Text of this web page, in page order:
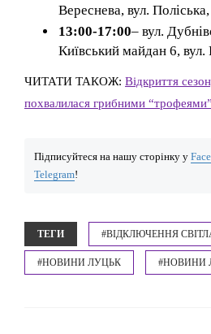
Вереснева, вул.
13:00-17:00– вул.
Київський майдан 6, вул.
ЧИТАТИ ТАКОЖ: Відкриття
похвалилася грибними
Підписуйтеся на нашу сторінку у
Telegram!
ТЕГИ #ВІДКЛЮЧЕННЯ
#НОВИНИ ЛУЦЬК #НОВИНИ